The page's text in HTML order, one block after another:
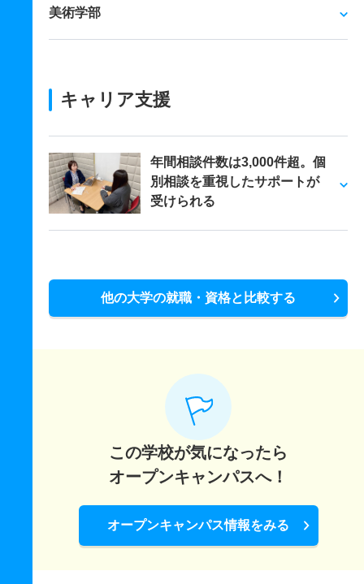
美術学部
キャリア支援
年間相談件数は3,000件超。個
別相談を重視したサポートが
受けられる
他の大学の就職・資格と比較する
この学校が気になったら
オープンキャンパスへ！
オープンキャンパス情報をみる